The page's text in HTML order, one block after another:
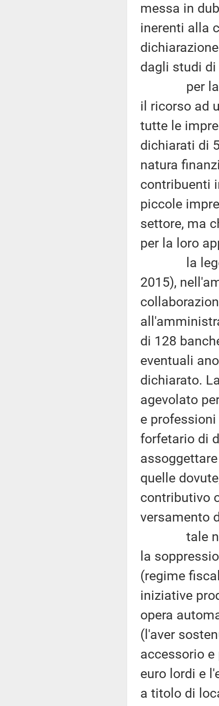
messa in
inerenti alla
dagli studi di
per la
il ricorso ad
tutte le
dichiarati di
natura
contribuenti
piccole
settore, ma
per la loro
la legge
2015),
di 128
eventuali
dichiarato.
agevolato
e
forfetario di
quelle
contributivo
versamento
tale
la
(regime
iniziative
opera
(l'aver
accessorio
euro lordi e
a titolo di